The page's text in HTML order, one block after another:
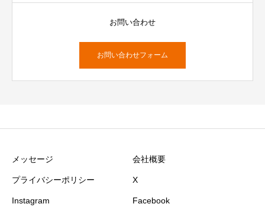
お問い合わせ
お問い合わせフォーム
メッセージ 会社概要
プライバシーポリシー X
Instagram Facebook